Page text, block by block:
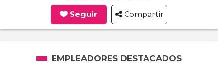
Seguir Compartir
EMPLEADORES DESTACADOS